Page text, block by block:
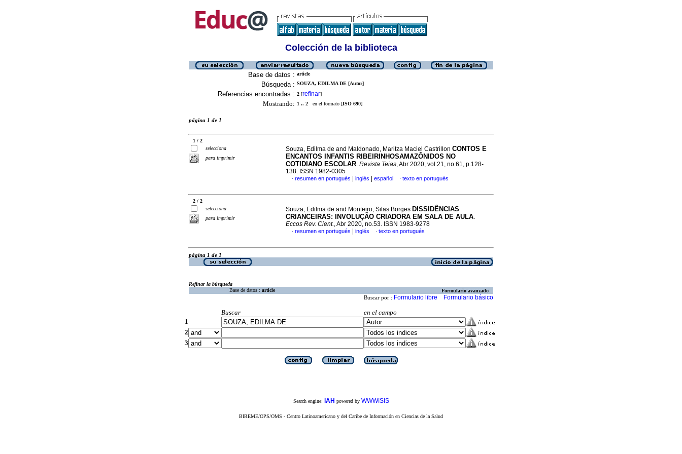
Colección de la biblioteca
Base de datos : article
Búsqueda : SOUZA, EDILMA DE [Autor]
Referencias encontradas : 2 [refinar]
Mostrando: 1 .. 2 en el formato [ISO 690]
página 1 de 1
1 / 2
selecciona
para imprimir
Souza, Edilma de and Maldonado, Maritza Maciel Castrillon CONTOS E
ENCANTOS INFANTIS RIBEIRINHOSAMAZÔNIDOS NO
COTIDIANO ESCOLAR. Revista Teias, Abr 2020, vol.21, no.61, p.128-
138. ISSN 1982-0305
· resumen en portugués inglés español · texto en portugués
2 / 2
selecciona
para imprimir
Souza, Edilma de and Monteiro, Silas Borges DISSIDÊNCIAS
CRIANCEIRAS: INVOLUÇÃO CRIADORA EM SALA DE AULA.
Eccos Rev. Cient., Abr 2020, no.53. ISSN 1983-9278
· resumen en portugués inglés · texto en portugués
página 1 de 1
Refinar la búsqueda
Base de datos : article Formulario avanzado
Buscar por : Formulario libre Formulario básico
Buscar
en el campo
1
2
3
Search engine: iAH powered by WWWISIS
BIREME/OPS/OMS - Centro Latinoamericano y del Caribe de Información en Ciencias de la Salud